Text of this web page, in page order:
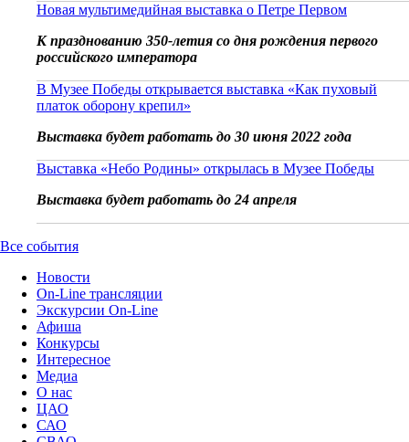
Новая мультимедийная выставка о Петре Первом
К празднованию 350-летия со дня рождения первого
российского императора
В Музее Победы открывается выставка «Как пуховый
платок оборону крепил»
Выставка будет работать до 30 июня 2022 года
Выставка «Небо Родины» открылась в Музее Победы
Выставка будет работать до 24 апреля
Все события
Новости
On-Line трансляции
Экскурсии On-Line
Афиша
Конкурсы
Интересное
Медиа
О нас
ЦАО
САО